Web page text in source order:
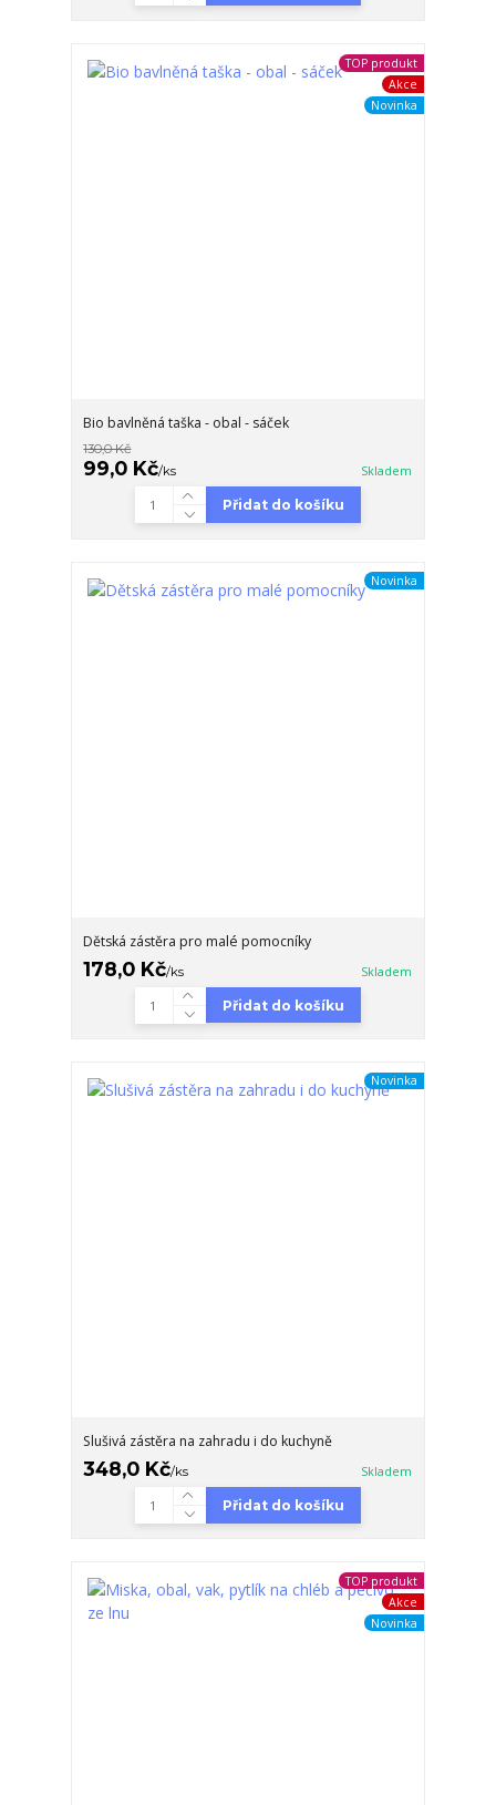
TOP produkt
Akce
Novinka
Bio bavlněná taška - obal - sáček
130,0 Kč
99,0 Kč/ks Skladem
Přidat do košíku
Novinka
Dětská zástěra pro malé pomocníky
178,0 Kč/ks Skladem
Přidat do košíku
Novinka
Slušivá zástěra na zahradu i do kuchyně
348,0 Kč/ks Skladem
Přidat do košíku
TOP produkt
Akce
Novinka